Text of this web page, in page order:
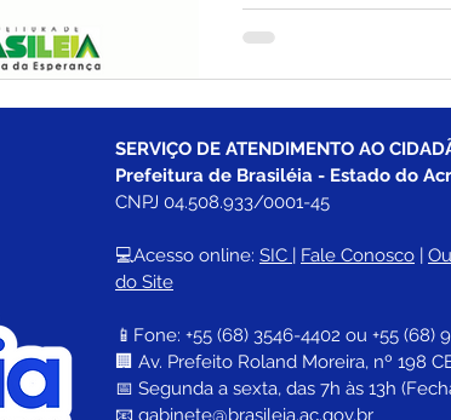
SERVIÇO DE ATENDIMENTO AO
Prefeitura de Brasiléia - Estado do
CNPJ 04.508.933/0001-45
💻Acesso online: SIC | Fale Conosco |
do Site
📱Fone: +55 (68) 3546-4402 ou +55 (68)
🏢 Av. Prefeito Roland Moreira, nº 198
📅 Segunda a sexta, das 7h às 13h
📧 gabinete@brasileia.ac.gov.br